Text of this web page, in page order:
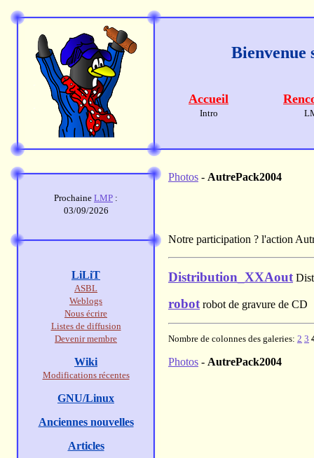
Accueil
Intro
Photos - AutrePack2004
Notre participation ? l'action
Distribution_XXAout
robot robot de gravure de CD
Nombre de colonnes des galeries: 2 3
Photos - AutrePack2004
Prochaine LMP :
03/09/2026
LiLiT
ASBL
Weblogs
Nous écrire
Listes de diffusion
Devenir membre
Wiki
Modifications récentes
GNU/Linux
Anciennes nouvelles
Articles